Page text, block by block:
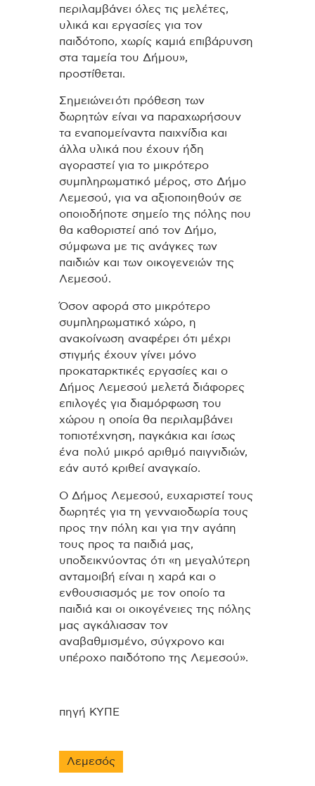
περιλαμβάνει όλες τις μελέτες,
υλικά και εργασίες για τον
παιδότοπο, χωρίς καμιά επιβάρυνση
στα ταμεία του Δήμου»,
προστίθεται.
Σημειώνει ότι πρόθεση των
δωρητών είναι να παραχωρήσουν
τα εναπομείναντα παιχνίδια και
άλλα υλικά που έχουν ήδη
αγοραστεί για το μικρότερο
συμπληρωματικό μέρος, στο Δήμο
Λεμεσού, για να αξιοποιηθούν σε
οποιοδήποτε σημείο της πόλης που
θα καθοριστεί από τον Δήμο,
σύμφωνα με τις ανάγκες των
παιδιών και των οικογενειών της
Λεμεσού.
Όσον αφορά στο μικρότερο
συμπληρωματικό χώρο, η
ανακοίνωση αναφέρει ότι μέχρι
στιγμής έχουν γίνει μόνο
προκαταρκτικές εργασίες και ο
Δήμος Λεμεσού μελετά διάφορες
επιλογές για διαμόρφωση του
χώρου η οποία θα περιλαμβάνει
τοπιοτέχνηση, παγκάκια και ίσως
ένα πολύ μικρό αριθμό παιγνιδιών,
εάν αυτό κριθεί αναγκαίο.
Ο Δήμος Λεμεσού, ευχαριστεί τους
δωρητές για τη γενναιοδωρία τους
προς την πόλη και για την αγάπη
τους προς τα παιδιά μας,
υποδεικνύοντας ότι «η μεγαλύτερη
ανταμοιβή είναι η χαρά και ο
ενθουσιασμός με τον οποίο τα
παιδιά και οι οικογένειες της πόλης
μας αγκάλιασαν τον
αναβαθμισμένο, σύγχρονο και
υπέροχο παιδότοπο της Λεμεσού».
πηγή ΚΥΠΕ
Λεμεσός